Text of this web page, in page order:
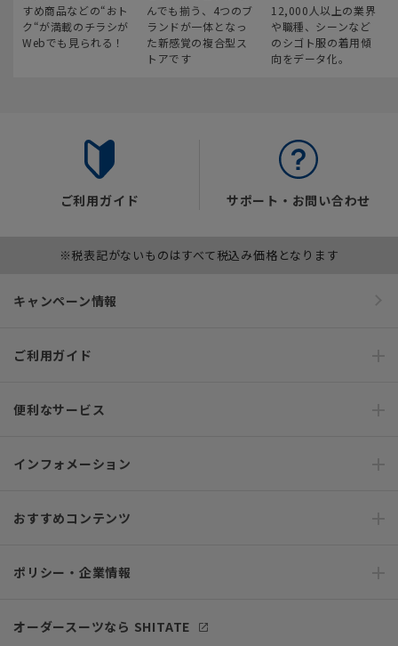
すめ商品などの“おト
ク“が満載のチラシが
Webでも見られる！
んでも揃う、4つのブ
ランドが一体となっ
た新感覚の複合型ス
トアです
12,000人以上の業界
や職種、シーンなど
のシゴト服の着用傾
向をデータ化。
ご利用ガイド サポート・お問い合わせ
※税表記がないものはすべて税込み価格となります
キャンペーン情報
ご利用ガイド
便利なサービス
インフォメーション
おすすめコンテンツ
ポリシー・企業情報
オーダースーツなら SHITATE